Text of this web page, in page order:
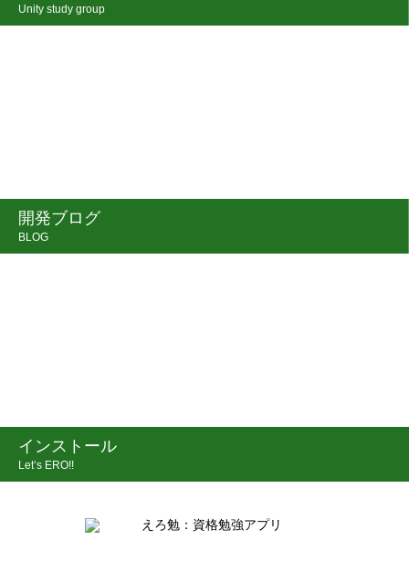
Unity study group
開発ブログ
BLOG
インストール
Let’s ERO!!